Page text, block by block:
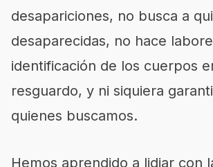
desapariciones, no busca a
desaparecidas, no hace
identificación de los cuerpos
resguardo, y ni siquiera
quienes buscamos.
Hemos aprendido a lidiar con